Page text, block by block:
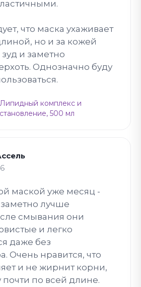
что маска ухаживает
но и за кожей
и заметно
Однозначно буду
комплекс и
500 мл
маской уже месяц -
лучше
смывания они
и легко
даже без
Очень нравится, что
и не жирнит корни,
почти по всей длине.